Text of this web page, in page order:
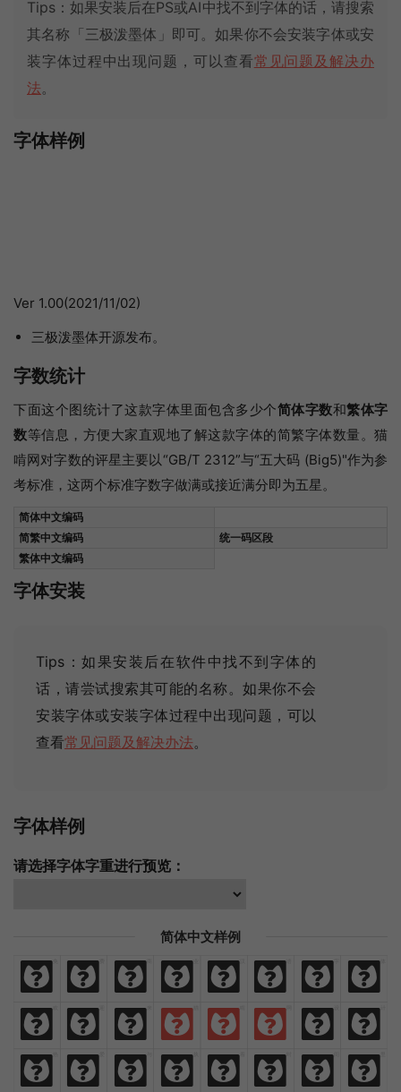
Tips：如果安装后在PS或AI中找不到字体的话，请搜索
其名称「三极泼墨体」即可。如果你不会安装字体或安
装字体过程中出现问题，可以查看常见问题及解决办
法。
字体样例
Ver 1.00(2021/11/02)
三极泼墨体开源发布。
字数统计
下面这个图统计了这款字体里面包含多少个简体字数和繁体字
数等信息，方便大家直观地了解这款字体的简繁字体数量。猫
啃网对字数的评星主要以“GB/T 2312”与“五大码 (Big5)"作为参
考标准，这两个标准字数字做满或接近满分即为五星。
简体中文编码
简繁中文编码
统一码区段
繁体中文编码
字体安装
Tips：如果安装后在软件中找不到字体的
话，请尝试搜索其可能的名称。如果你不会
安装字体或安装字体过程中出现问题，可以
查看常见问题及解决办法。
字体样例
请选择字体字重进行预览：
简体中文样例
免 费 商
商 业
业 汉 语 字
字 体
体
欢 迎 来 猫 啃 网 设 计
热 爱 与 执 着 时 间 里